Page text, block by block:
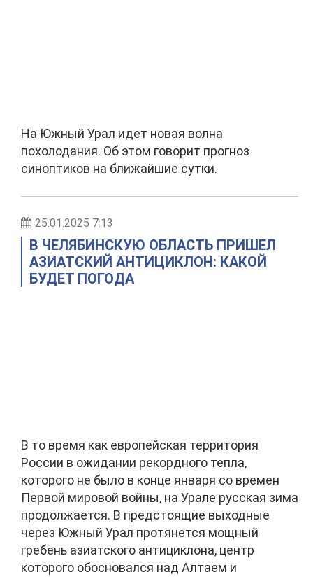
На Южный Урал идет новая волна
похолодания. Об этом говорит прогноз
синоптиков на ближайшие сутки.
25.01.2025 7:13
В ЧЕЛЯБИНСКУЮ ОБЛАСТЬ ПРИШЕЛ
АЗИАТСКИЙ АНТИЦИКЛОН: КАКОЙ
БУДЕТ ПОГОДА
В то время как европейская территория
России в ожидании рекордного тепла,
которого не было в конце января со времен
Первой мировой войны, на Урале русская зима
продолжается. В предстоящие выходные
через Южный Урал протянется мощный
гребень азиатского антициклона, центр
которого обосновался над Алтаем и